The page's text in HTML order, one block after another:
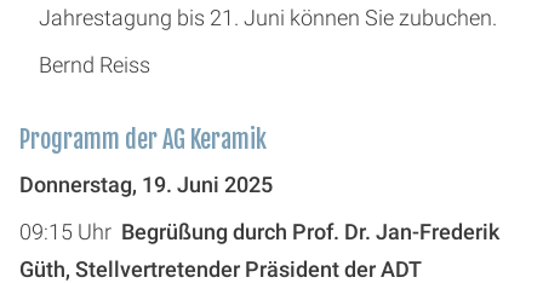
Jahrestagung bis 21. Juni können Sie zubuchen.
Bernd Reiss
Programm der AG Keramik
Donnerstag, 19. Juni 2025
09:15 Uhr Begrüßung durch Prof. Dr. Jan-Frederik
Güth, Stellvertretender Präsident der ADT